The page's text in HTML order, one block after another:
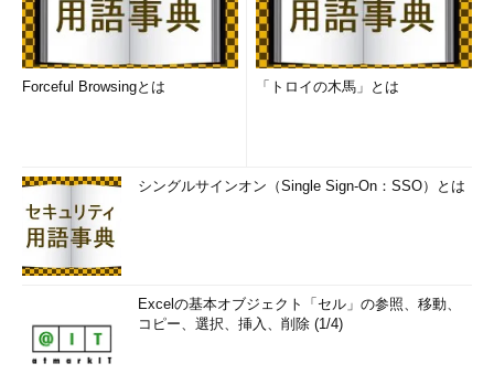
Forceful Browsingとは 「トロイの木馬」とは
シングルサインオン（Single Sign-On：SSO）とは
Excelの基本オブジェクト「セル」の参照、移動、
コピー、選択、挿入、削除 (1/4)